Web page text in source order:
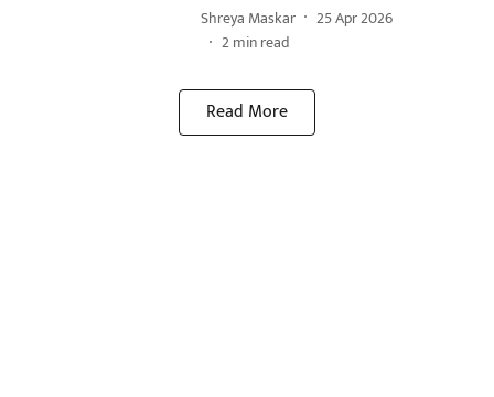
Shreya Maskar
25 Apr 2026
2min read
Read More